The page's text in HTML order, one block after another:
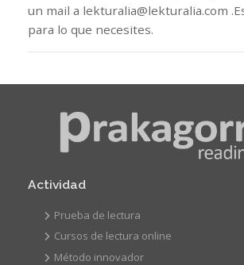
un mail a lekturalia@lekturalia.com
para lo que necesites.
Actividad
Prueba de lectura
Cursos de lectura online
Método innovador